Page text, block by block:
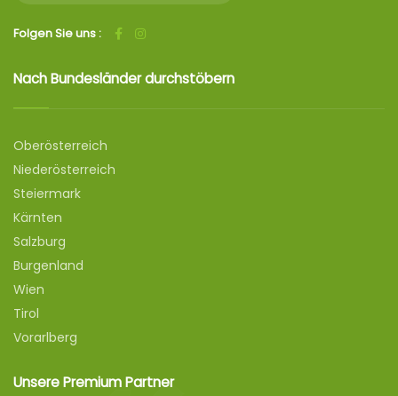
Folgen Sie uns :
Nach Bundesländer durchstöbern
Oberösterreich
Niederösterreich
Steiermark
Kärnten
Salzburg
Burgenland
Wien
Tirol
Vorarlberg
Unsere Premium Partner